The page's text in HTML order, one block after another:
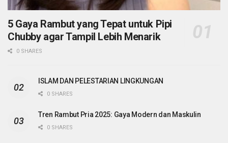
5 Gaya Rambut yang Tepat untuk Pipi
Chubby agar Tampil Lebih Menarik
0 SHARES
ISLAM DAN PELESTARIAN LINGKUNGAN
0 SHARES
Tren Rambut Pria 2025: Gaya Modern dan Maskulin
0 SHARES